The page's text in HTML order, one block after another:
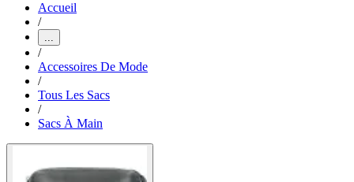
Accueil
/
...
/
Accessoires De Mode
/
Tous Les Sacs
/
Sacs À Main